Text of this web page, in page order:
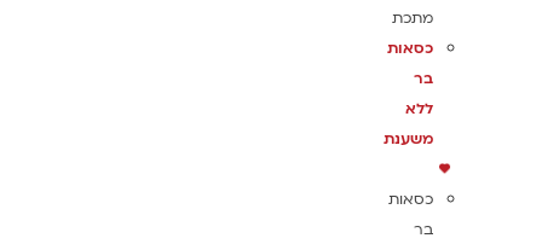
מתכת
כסאות
בר
ללא
משענת
כסאות
בר